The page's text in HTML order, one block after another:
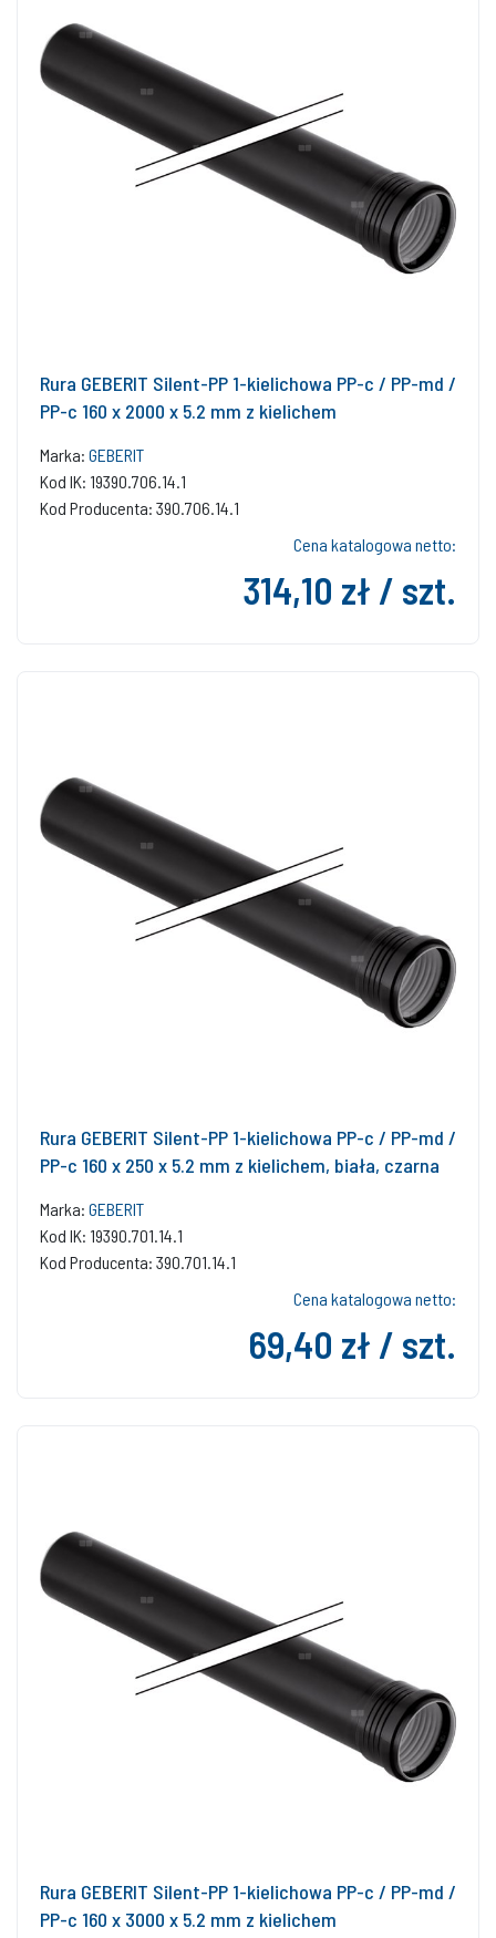
Rura GEBERIT Silent-PP 1-kielichowa PP-c / PP-md /
PP-c 160 x 2000 x 5.2 mm z kielichem
Marka: GEBERIT
Kod IK: 19390.706.14.1
Kod Producenta: 390.706.14.1
Cena katalogowa netto:
314,10 zł / szt.
Rura GEBERIT Silent-PP 1-kielichowa PP-c / PP-md /
PP-c 160 x 250 x 5.2 mm z kielichem, biała, czarna
Marka: GEBERIT
Kod IK: 19390.701.14.1
Kod Producenta: 390.701.14.1
Cena katalogowa netto:
69,40 zł / szt.
Rura GEBERIT Silent-PP 1-kielichowa PP-c / PP-md /
PP-c 160 x 3000 x 5.2 mm z kielichem